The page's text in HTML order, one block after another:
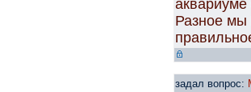
Разное мы
задал вопрос: